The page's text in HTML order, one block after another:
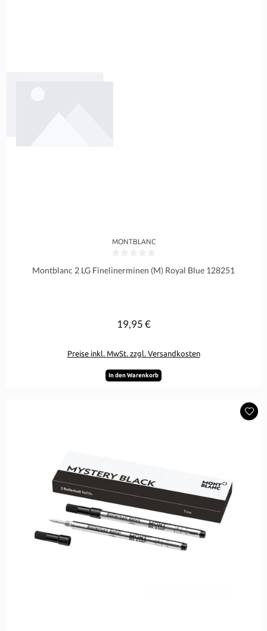
MONTBLANC
Montblanc 2 LG Finelinerminen (M) Royal Blue 128251
Regulärer Preis:
19,95 €
Preise inkl. MwSt. zzgl. Versandkosten
In den Warenkorb